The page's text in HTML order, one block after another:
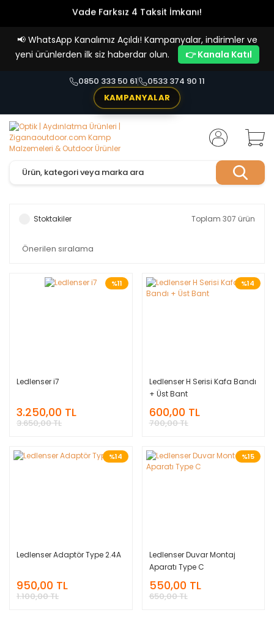
Vade Farksız 4 Taksit İmkanı!
📢 WhatsApp Kanalımız Açıldı! Kampanyalar, indirimler ve
yeni ürünlerden ilk siz haberdar olun.
👉 Kanala Katıl
0850 333 50 61
0533 374 90 11
KAMPANYALAR
Stoktakiler Toplam 307 ürün
%11
Ledlenser i7
3.250,00 TL
3.650,00 TL
%14
Ledlenser H Serisi Kafa Bandı
+ Üst Bant
600,00 TL
700,00 TL
%14
Ledlenser Adaptör Type 2.4A
950,00 TL
1.100,00 TL
%15
Ledlenser Duvar Montaj
Aparatı Type C
550,00 TL
650,00 TL